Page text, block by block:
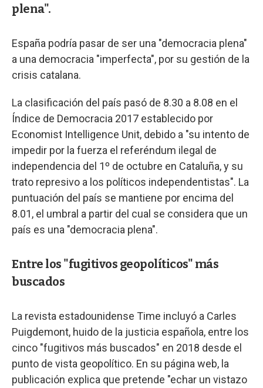
plena".
España podría pasar de ser una "democracia plena"
a una democracia "imperfecta", por su gestión de la
crisis catalana.
La clasificación del país pasó de 8.30 a 8.08 en el
Índice de Democracia 2017 establecido por
Economist Intelligence Unit, debido a "su intento de
impedir por la fuerza el referéndum ilegal de
independencia del 1º de octubre en Cataluña, y su
trato represivo a los políticos independentistas". La
puntuación del país se mantiene por encima del
8.01, el umbral a partir del cual se considera que un
país es una "democracia plena".
Entre los "fugitivos geopolíticos" más
buscados
La revista estadounidense Time incluyó a Carles
Puigdemont, huido de la justicia española, entre los
cinco "fugitivos más buscados" en 2018 desde el
punto de vista geopolítico. En su página web, la
publicación explica que pretende "echar un vistazo